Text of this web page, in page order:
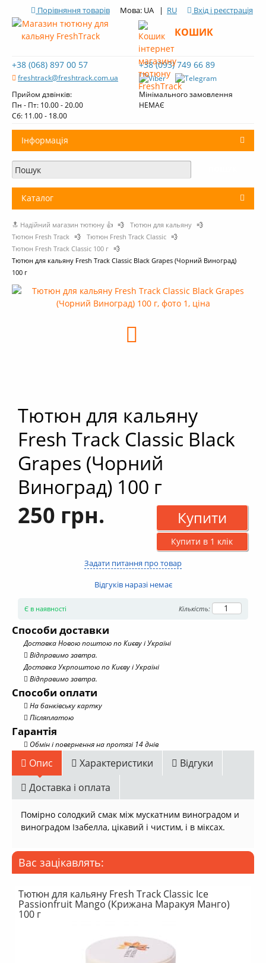
Порівняння товарів Мова: UA | RU Вхід і реєстрація
+38 (068) 897 00 57
freshtrack@freshtrack.com.ua
+38 (093) 749 66 89
Прийом дзвінків:
Пн - Пт: 10.00 - 20.00
Cб: 11.00 - 18.00
Мінімального замовлення
НЕМАЄ
КОШИК
Інформація
Про нас
Доставка і оплата
Огляди тютюну Fresh Track
Каталог
Тютюн для кальяну
Вугілля для кальяну
Кальяни
Комплектуючі для кальяну
🔝 Надійний магазин тютюну 👍 💨 Тютюн для кальяну 💨
Тютюн Fresh Track 💨 Тютюн Fresh Track Classic 💨
Тютюн Fresh Track Classic 100 г 💨
Тютюн для кальяну Fresh Track Classic Black Grapes (Чорний Виноград)
100 г
Тютюн для кальяну
Fresh Track Classic Black
Grapes (Чорний
Виноград) 100 г
250 грн. Купити
Купити в 1 клік
Задати питання про товар
Відгуків наразі немає
Є в наявності Кількість:
Способи доставки
Доставка Новою поштою по Києву і Україні
Відправимо завтра.
Доставка Укрпоштою по Києву і Україні
Відправимо завтра.
Способи оплати
На банківську картку
Післяплатою
Гарантія
Обмін і повернення на протязі 14 днів
Опис Характеристики
Відгуки
Доставка і оплата
Помірно солодкий смак між мускатним виноградом и
виноградом Ізабелла, цікавий і чистим, і в міксах.
Вас зацікавлять:
Тютюн для кальяну Fresh Track Classic Ice
Passionfruit Mango (Крижана Маракуя Манго)
100 г